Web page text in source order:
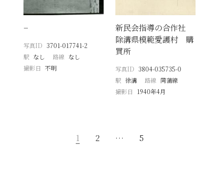
−
写真ID 3701-017741-2
駅 なし 路線 なし
撮影日
不明
新民会指導の合作社
除溝県模範愛護村 購
買所
写真ID 3804-035735-0
駅 徐溝 路線 同蒲線
撮影日
1940年4月
1 2 … 5